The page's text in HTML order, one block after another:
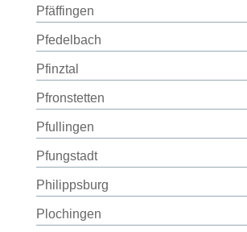
Pfäffingen
Pfedelbach
Pfinztal
Pfronstetten
Pfullingen
Pfungstadt
Philippsburg
Plochingen